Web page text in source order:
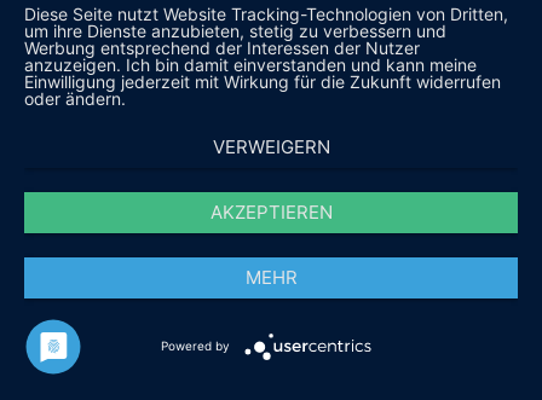
Diese Seite nutzt Website Tracking-Technologien von Dritten,
um ihre Dienste anzubieten, stetig zu verbessern und
Werbung entsprechend der Interessen der Nutzer
anzuzeigen. Ich bin damit einverstanden und kann meine
Einwilligung jederzeit mit Wirkung für die Zukunft widerrufen
oder ändern.
VERWEIGERN
AKZEPTIEREN
MEHR
Powered by